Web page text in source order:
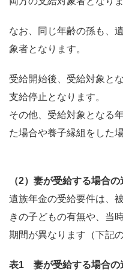
なお、同じ年齢の孫も、
象者となります。
受給開始後、受給対象と
支給停止となります。
その他、受給対象となる
た場合や養子縁組をした
（2）妻が受給する場合
遺族年金の受給要件は、
きの子どもの有無や、当
期間が異なります（下記
表1 妻が受給する場合の